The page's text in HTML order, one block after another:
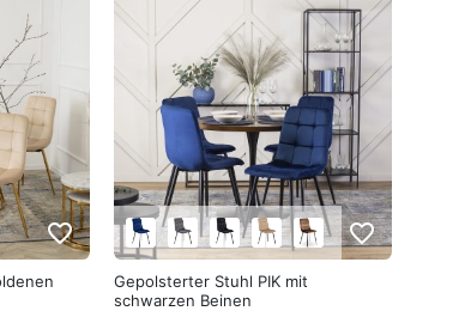
favorite_border favorite_border
Gepolsterter Stuhl PIK mit
schwarzen Beinen